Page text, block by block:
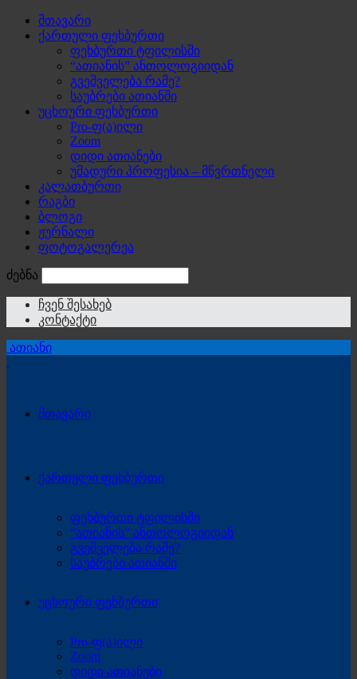
მთავარი
ქართული ფეხბურთი
ფეხბურთი ტფილისში
“ათიანის” ანთოლოგიიდან
გვეშველება რამე?
საუბრები ათიანში
უცხოური ფეხბურთი
Pro-ფ(ა)ილი
Zoom
დიდი ათიანები
უმადური პროფესია – მწვრთნელი
კალათბურთი
რაგბი
ბლოგი
ჟურნალი
ფოტოგალერეა
ძებნა
ჩვენ შესახებ
კონტაქტი
ათიანი
მთავარი
ქართული ფეხბურთი
ფეხბურთი ტფილისში
“ათიანის” ანთოლოგიიდან
გვეშველება რამე?
საუბრები ათიანში
უცხოური ფეხბურთი
Pro-ფ(ა)ილი
Zoom
დიდი ათიანები